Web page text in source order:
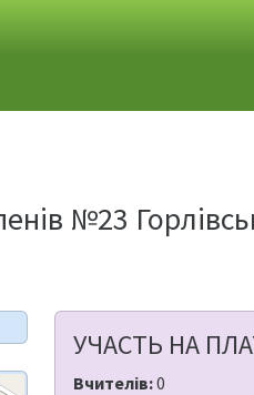
№23
УЧАСТЬ НА
Вчителів:0